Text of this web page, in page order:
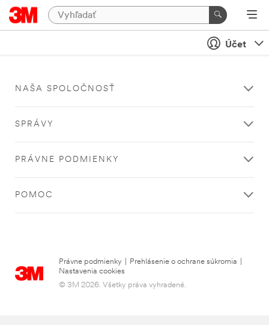
Účet
NAŠA SPOLOČNOSŤ
SPRÁVY
PRÁVNE PODMIENKY
POMOC
Právne podmienky Prehlásenie o ochrane súkromia
Nastavenia cookies
© 3M 2026. Všetky práva vyhradené.